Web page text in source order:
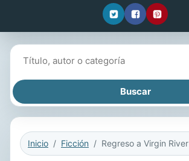
Inicio Ficción Regreso a Virgin River